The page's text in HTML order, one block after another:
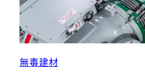
無毒建材